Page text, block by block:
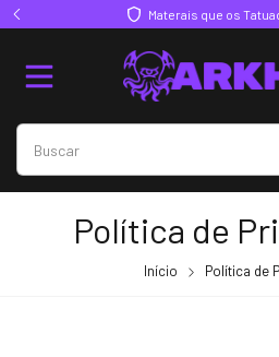
confiam
Política de
Início Política de